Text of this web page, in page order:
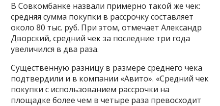
В Совкомбанке назвали примерно такой же чек:
средняя сумма покупки в рассрочку составляет
около 80 тыс. руб. При этом, отмечает Александр
Дворский, средний чек за последние три года
увеличился в два раза.
Существенную разницу в размере среднего чека
подтвердили и в компании «Авито». «Средний чек
покупки с использованием рассрочки на
площадке более чем в четыре раза превосходит